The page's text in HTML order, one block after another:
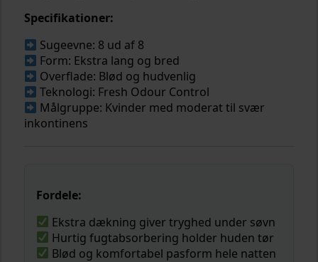
Specifikationer:
Sugeevne: 8 ud af 8
Form: Ekstra lang og bred
Overflade: Blød og hudvenlig
Teknologi: Fresh Odour Control
Målgruppe: Kvinder med moderat til svær
inkontinens
Fordele:
Ekstra dækning giver tryghed under søvn
Hurtig fugtabsorbering holder huden tør
Blød og komfortabel pasform hele natten